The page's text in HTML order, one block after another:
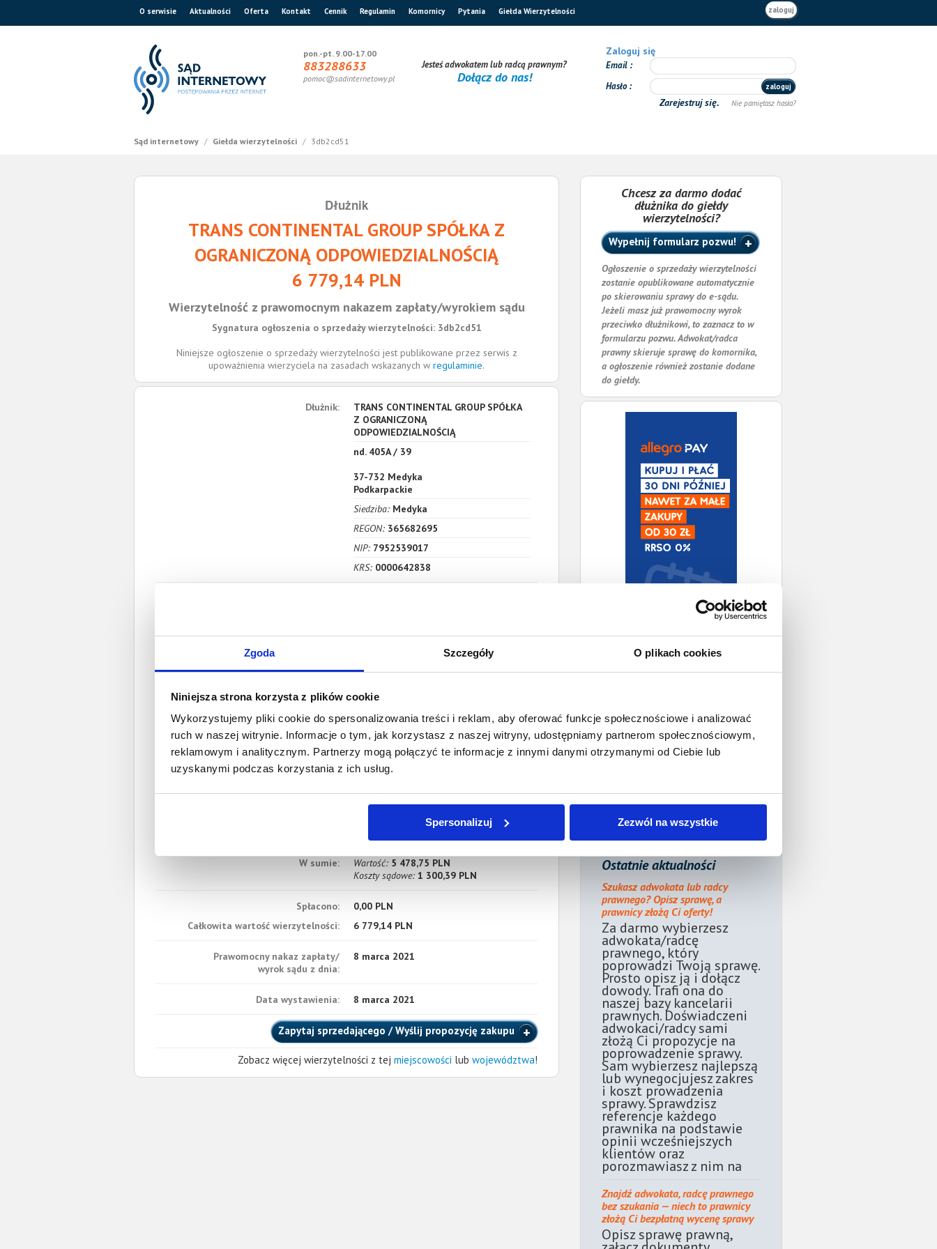
Zgoda Szczegóły O plikach cookies
Niniejsza strona korzysta z plików cookie
Wykorzystujemy pliki cookie do spersonalizowania treści i reklam, aby oferować funkcje społecznościowe i analizować
ruch w naszej witrynie. Informacje o tym, jak korzystasz z naszej witryny, udostępniamy partnerom społecznościowym,
reklamowym i analitycznym. Partnerzy mogą połączyć te informacje z innymi danymi otrzymanymi od Ciebie lub
uzyskanymi podczas korzystania z ich usług.
Spersonalizuj Zezwól na wszystkie
O serwisie Aktualności Oferta Kontakt Cennik Regulamin Komornicy Pytania Giełda Wierzytelności zaloguj
pon.-pt. 9.00-17.00
883288633
pomoc@sadinternetowy.pl
Jesteś adwokatem lub radcą prawnym?
Dołącz do nas!
Zaloguj się
Email
Hasło
zaloguj
Zarejestruj się. Nie pamiętasz hasła?
Sąd internetowy / Giełda wierzytelności / 3db2cd51
Dłużnik
TRANS CONTINENTAL GROUP SPÓŁKA Z
OGRANICZONĄ ODPOWIEDZIALNOŚCIĄ
6 779,14 PLN
Wierzytelność z prawomocnym nakazem zapłaty/wyrokiem sądu
Sygnatura ogłoszenia o sprzedaży wierzytelności: 3db2cd51
Niniejsze ogłoszenie o sprzedaży wierzytelności jest publikowane przez serwis z
upoważnienia wierzyciela na zasadach wskazanych w regulaminie.
Dłużnik:
TRANS CONTINENTAL GROUP SPÓŁKA
Z OGRANICZONĄ
ODPOWIEDZIALNOŚCIĄ
nd. 405A / 39
37-732 Medyka
Podkarpackie
Siedziba: Medyka
REGON: 365682695
NIP: 7952539017
KRS: 0000642838
Data wymagalności:18 czerwca 2018
3. Gospodarcze
Wartość:880,66 PLN
22 czerwca 2018
4. Gospodarcze
Wartość:
5. Gospodarcze
861,70 PLN
Data wymagalności:
31 grudnia 2018
W sumie: Wartość: 5 478,75 PLN
Koszty sądowe:1 300,39 PLN
Spłacono:
0,00 PLN
Całkowita wartość wierzytelności:
6 779,14 PLN
Prawomocny nakaz zapłaty/
wyrok sądu z dnia:
8 marca 2021
Data wystawienia: 8 marca 2021
Zapytaj sprzedającego / Wyślij propozycję zakupu
Zobacz więcej wierzytelności z tej miejscowości lub województwa!
Chcesz za darmo dodać
dłużnika do giełdy
wierzytelności?
Wypełnij formularz pozwu!
Ogłoszenie o sprzedaży wierzytelności
zostanie opublikowane automatycznie
po skierowaniu sprawy do e-sądu.
Jeżeli masz już prawomocny wyrok
przeciwko dłużnikowi, to zaznacz to w
formularzu pozwu. Adwokat/radca
prawny skieruje sprawę do komornika,
a ogłoszenie również zostanie dodane
do giełdy.
Ostatnie aktualności
Szukasz adwokata lub radcy
prawnego? Opisz sprawę, a
prawnicy złożą Ci oferty!
Za darmo wybierzesz
adwokata/radcę
prawnego, który
poprowadzi Twoją sprawę.
Prosto opisz ją i dołącz
dowody. Trafi ona do
naszej bazy kancelarii
prawnych. Doświadczeni
adwokaci/radcy sami
złożą Ci propozycje na
poprowadzenie sprawy.
Sam wybierzesz najlepszą
lub wynegocjujesz zakres
i koszt prowadzenia
sprawy. Sprawdzisz
referencje każdego
prawnika na podstawie
opinii wcześniejszych
klientów oraz
porozmawiasz z nim na
Znajdź adwokata, radcę prawnego
bez szukania — niech to prawnicy
złożą Ci bezpłatną wycenę sprawy
Opisz sprawę prawną,